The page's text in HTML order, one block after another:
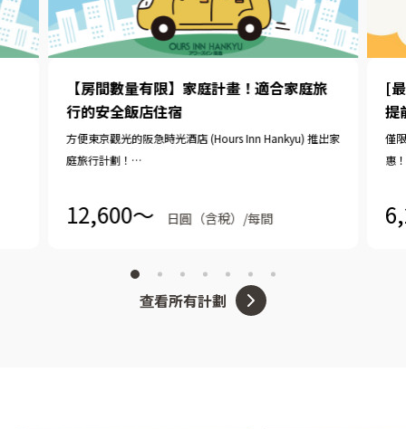
【房間數量有限】家庭計畫！適合家庭旅
行的安全飯店住宿
方便東京觀光的阪急時光酒店 (Hours Inn Hankyu) 推出家
庭旅行計劃！
我們也提供 11:00 之前的免費加時優惠。
12,600〜 日圓（含稅）/每間
[
提
僅
惠
查看所有計劃